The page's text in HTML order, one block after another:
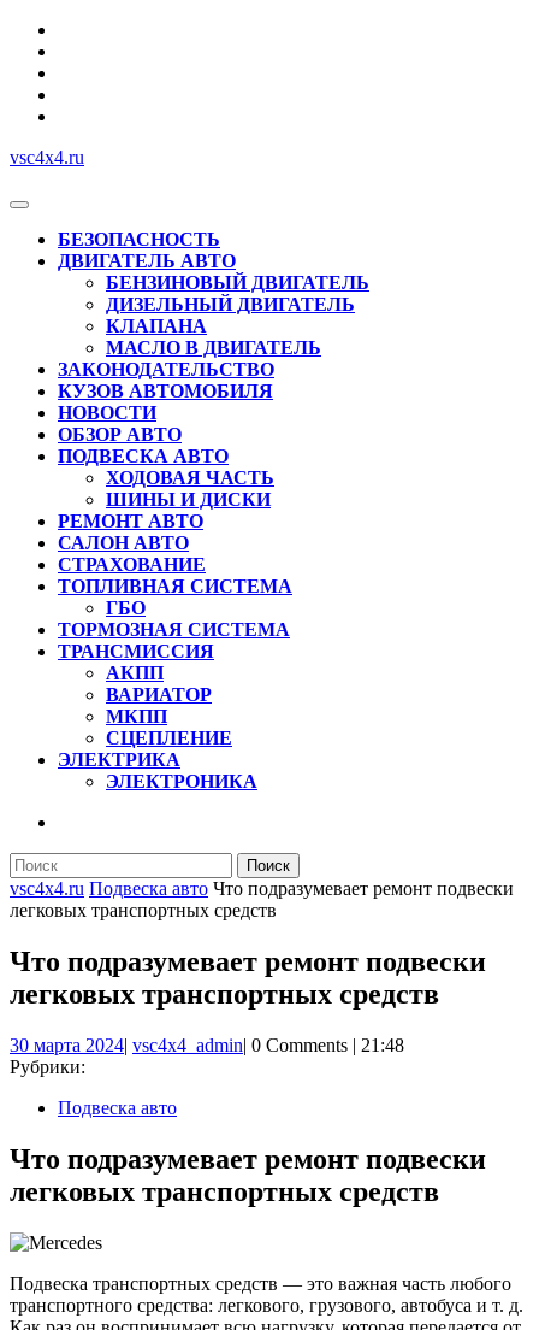
Перейти
содержимому
vsc4x4.ru
Кнопка
ОткрытьБЕЗОПАСНОСТЬ
ДВИГАТЕЛЬ АВТО
БЕНЗИНОВЫЙ ДВИГАТЕЛЬ
ДИЗЕЛЬНЫЙ ДВИГАТЕЛЬ
КЛАПАНА
МАСЛО В ДВИГАТЕЛЬ
ЗАКОНОДАТЕЛЬСТВО
КУЗОВ АВТОМОБИЛЯ
НОВОСТИ
ОБЗОР АВТО
ПОДВЕСКА АВТО
ХОДОВАЯ ЧАСТЬ
ШИНЫ И ДИСКИ
РЕМОНТ АВТО
САЛОН АВТО
СТРАХОВАНИЕ
ТОПЛИВНАЯ СИСТЕМА
ГБО
ТОРМОЗНАЯ СИСТЕМА
ТРАНСМИССИЯ
АКПП
ВАРИАТОР
МКПП
СЦЕПЛЕНИЕ
ЭЛЕКТРИКА
ЭЛЕКТРОНИКА
КНОПКА
Найти:
vsc4x4.ru Подвеска авто Что подразумевает ремонт подвески
легковых транспортных средств
Что подразумевает ремонт подвески
легковых транспортных средств
30 марта 202430
| vsc4x4_adminvsc4x4_admin
| 0 Comments | 21:48
Рубрики:
Подвеска авто
Что подразумевает ремонт подвески
легковых транспортных средств
Подвеска транспортных средств — это важная часть любого
транспортного средства: легкового, грузового, автобуса и т. д.